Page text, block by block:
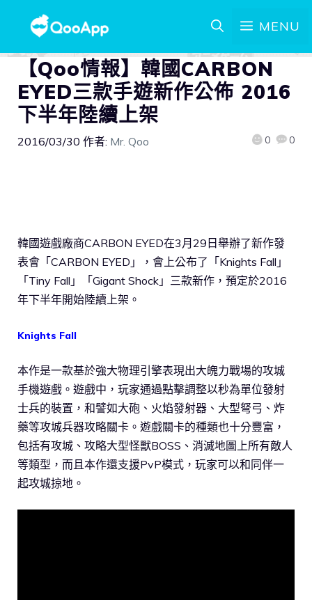
MENU
【Qoo情報】韓國CARBON
EYED三款手遊新作公佈 2016
下半年陸續上架
2016/03/30 作者: Mr. Qoo 0 0
韓國遊戲廠商CARBON EYED在3月29日舉辦了新作發
表會「CARBON EYED」，會上公布了「Knights Fall」
「Tiny Fall」「Gigant Shock」三款新作，預定於2016
年下半年開始陸續上架。
Knights Fall
本作是一款基於強大物理引擎表現出大魄力戰場的攻城
手機遊戲。遊戲中，玩家通過點擊調整以秒為單位發射
士兵的裝置，和譬如大砲、火焰發射器、大型弩弓、炸
藥等攻城兵器攻略關卡。遊戲關卡的種類也十分豐富，
包括有攻城、攻略大型怪獸BOSS、消滅地圖上所有敵人
等類型，而且本作還支援PvP模式，玩家可以和同伴一
起攻城掠地。